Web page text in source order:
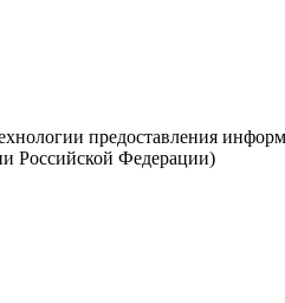
предоставления
Российской Федерации)